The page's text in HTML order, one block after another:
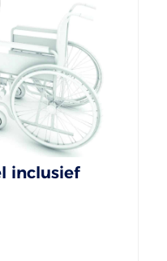
inclusief